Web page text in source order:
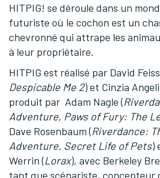
HITPIG! se déroule dans un
futuriste où le cochon est un
chevronné qui attrape les
à leur propriétaire.
HITPIG est réalisé par David
Despicable Me 2) et Cinzia
produit par Adam Nagle (
Adventure, Paws of Fury: The
Dave Rosenbaum (Riverdance:
Adventure, Secret Life of Pets)
Werrin (Lorax), avec Berkeley
tant que scénariste, concepteur